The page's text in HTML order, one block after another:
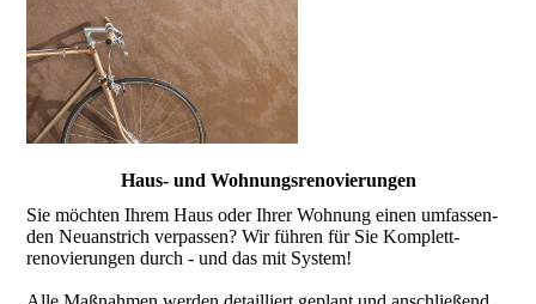
Haus- und Wohnungs­reno­vierungen
Sie möchten Ihrem Haus oder Ihrer Woh­nung einen umfassen­
den Neu­anstrich ver­passen? Wir führen für Sie Komplett­
renovie­rungen durch - und das mit System!